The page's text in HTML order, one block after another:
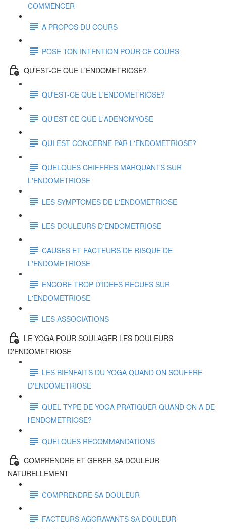
COMMENCER
A PROPOS DU COURS
POSE TON INTENTION POUR CE COURS
QU'EST-CE QUE L'ENDOMETRIOSE?
QU'EST-CE QUE L'ENDOMETRIOSE?
QU'EST-CE QUE L'ADENOMYOSE
QUI EST CONCERNE PAR L'ENDOMETRIOSE?
QUELQUES CHIFFRES MARQUANTS SUR
L'ENDOMETRIOSE
LES SYMPTOMES DE L'ENDOMETRIOSE
LES DOULEURS D'ENDOMETRIOSE
CAUSES ET FACTEURS DE RISQUE DE
L'ENDOMETRIOSE
ENCORE TROP D'IDEES RECUES SUR
L'ENDOMETRIOSE
LES ASSOCIATIONS
LE YOGA POUR SOULAGER LES DOULEURS
D'ENDOMETRIOSE
LES BIENFAITS DU YOGA QUAND ON SOUFFRE
D'ENDOMETRIOSE
QUEL TYPE DE YOGA PRATIQUER QUAND ON A DE
l'ENDOMETRIOSE?
QUELQUES RECOMMANDATIONS
COMPRENDRE ET GERER SA DOULEUR
NATURELLEMENT
COMPRENDRE SA DOULEUR
FACTEURS AGGRAVANTS SA DOULEUR